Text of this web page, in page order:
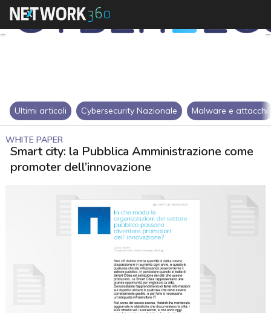
Ultimi articoli Cybersecurity Nazionale Malware e attacchi
WHITE PAPER
Smart city: la Pubblica Amministrazione come
promoter dell’innovazione